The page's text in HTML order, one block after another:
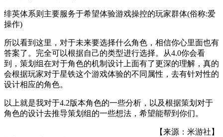
绯英体系则主要服务于希望体验游戏操控的玩家群体(俗称:爱
操作)
所以看到这里，对于未来要选择什么角色，相信你心里面也有
答案了。完全可以根据自己的类型进行选择。从4.0你会看
到，策划组在对于角色的机制设计上面有了更深的理解，真的
会根据玩家对于星铁这个游戏体验的不同属性，去有针对性的
设计相应的角色。
以上就是我对于4.2版本角色的一些分析，以及根据策划对于
角色的设计去推导策划组的一些想法，希望能帮到你们。
【来源：米游社】